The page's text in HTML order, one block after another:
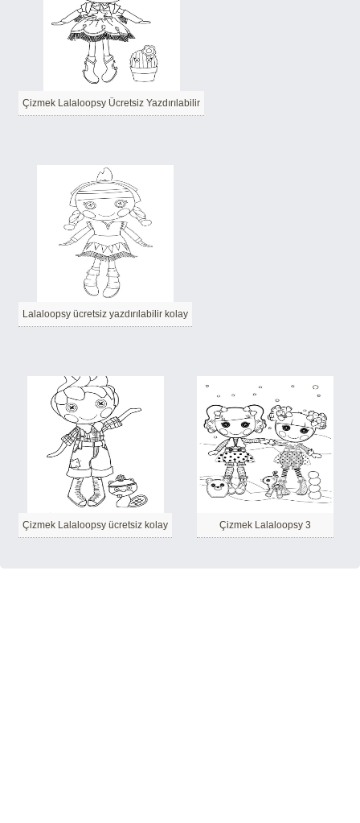
Çizmek Lalaloopsy Ücretsiz Yazdırılabilir
Lalaloopsy ücretsiz yazdırılabilir kolay
Çizmek Lalaloopsy ücretsiz kolay Çizmek Lalaloopsy 3